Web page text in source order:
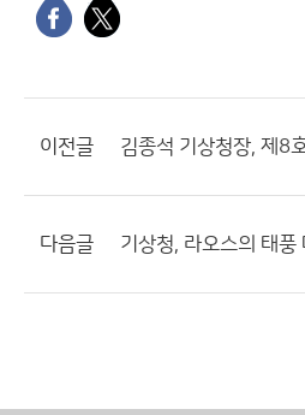
이전글
다음글